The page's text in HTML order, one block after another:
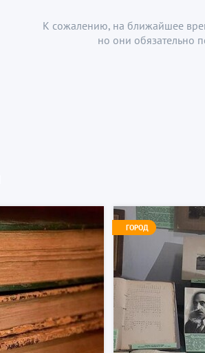
К сожалению, на ближайшее
но они обязательно
ГОРОД